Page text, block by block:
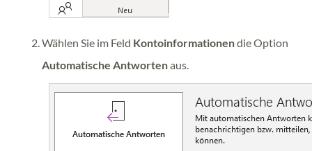
Wählen Sie im Feld Kontoinformationendie Option
Automatische Antwortenaus.